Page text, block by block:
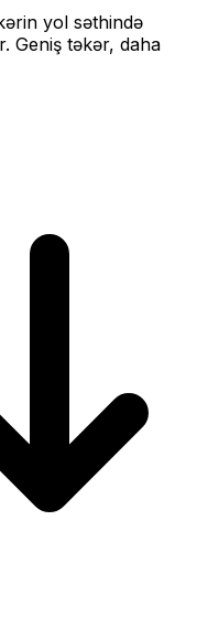
yol səthində
Geniş təkər, daha